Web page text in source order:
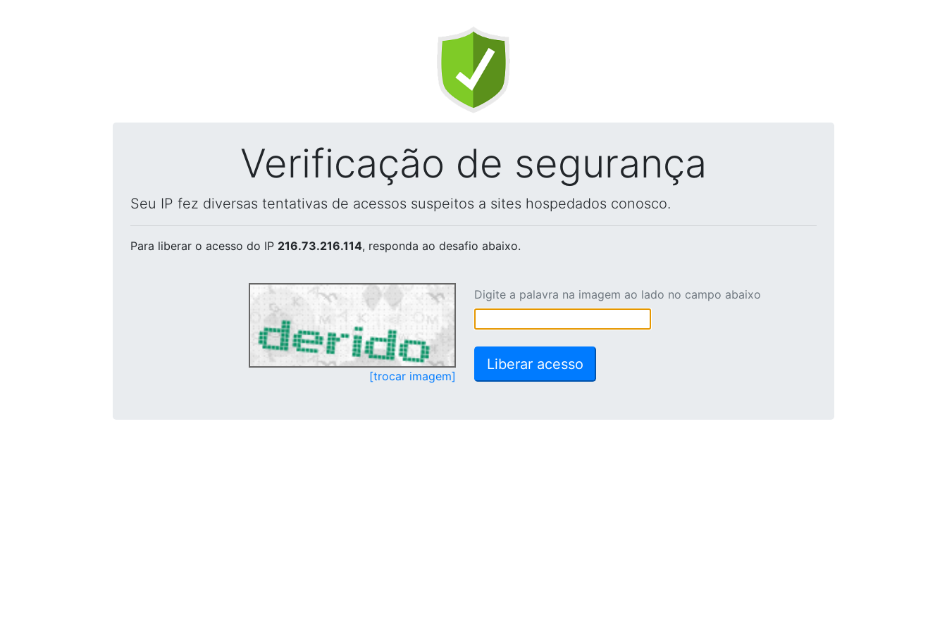
Verificação de segurança
Seu IP fez diversas tentativas de acessos suspeitos a sites hospedados conosco.
Para liberar o acesso do IP 216.73.216.114, responda ao desafio abaixo.
[trocar imagem]
Digite a palavra na imagem ao lado no campo abaixo